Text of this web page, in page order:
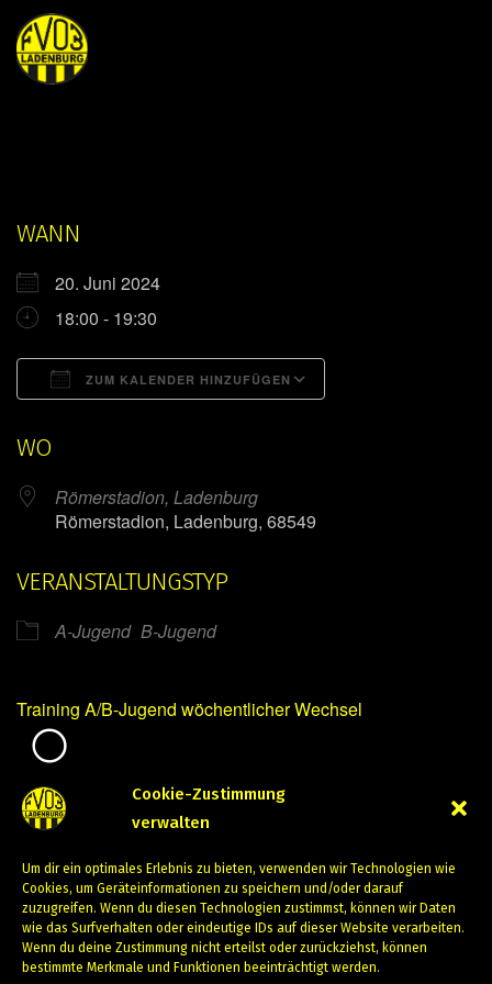
Cookie-Zustimmung
verwalten
Um dir ein optimales Erlebnis zu bieten, verwenden wir Technologien wie
Cookies, um Geräteinformationen zu speichern und/oder darauf
zuzugreifen. Wenn du diesen Technologien zustimmst, können wir Daten
wie das Surfverhalten oder eindeutige IDs auf dieser Website verarbeiten.
Wenn du deine Zustimmung nicht erteilst oder zurückziehst, können
bestimmte Merkmale und Funktionen beeinträchtigt werden.
WANN
20. Juni 2024
18:00 - 19:30
ZUM KALENDER HINZUFÜGEN
WO
Römerstadion, Ladenburg
Römerstadion, Ladenburg, 68549
VERANSTALTUNGSTYP
A-Jugend B-Jugend
Training A/B-Jugend wöchentlicher Wechsel
Juni 20, 2024
PREVIOUS